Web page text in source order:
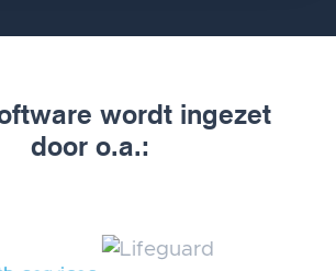
wordt ingezet
door o.a.: